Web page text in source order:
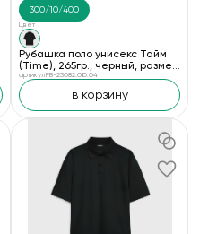
300/10/400
Цвет
Рубашка поло унисекс Тайм
(Time), 265гр., черный, размер
3XL/4XL
артикул PB-23082.010.04
в корзину